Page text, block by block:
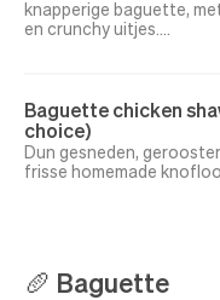
Extra's:
Cheddar cheese · bacon
knapperige baguette,
en crunchy uitjes.
Parmezaan · smoky BBQ
Extra's:
Cheddar cheese · bacon
Baguette chicken
choice)
Dun gesneden,
frisse homemade
+ extra cheesy? Kies
🥖 Baguette